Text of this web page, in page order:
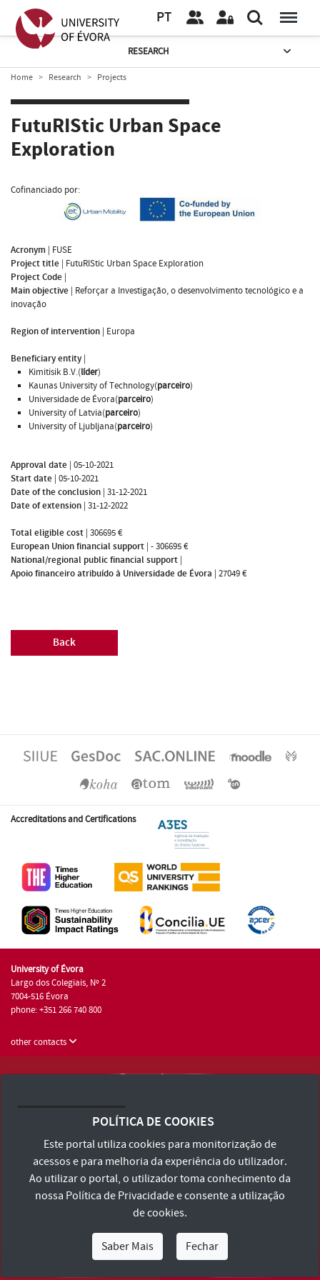
PT
RESEARCH
Home Research Projects
FutuRIStic Urban Space
Exploration
Cofinanciado por:
Acronym | FUSE
Project title | FutuRIStic Urban Space Exploration
Project Code |
Main objective | Reforçar a Investigação, o desenvolvimento tecnológico e a
inovação
Region of intervention | Europa
Beneficiary entity|
Kimitisik B.V.(líder)
Kaunas University of Technology(parceiro)
Universidade de Évora(parceiro)
University of Latvia(parceiro)
University of Ljubljana(parceiro)
Approval date | 05-10-2021
Start date | 05-10-2021
Date of the conclusion | 31-12-2021
Date of extension | 31-12-2022
Total eligible cost | 306695 €
European Union financial support | - 306695 €
National/regional public financial support |
Apoio financeiro atribuído à Universidade de Évora | 27049 €
Back
Accreditations and Certifications
University of Évora
Largo dos Colegiais, Nº 2
7004-516 Évora
phone: +351 266 740 800
other contacts
Terms and Conditions and Privacy Policy
Accessibility Statement
POLÍTICA DE COOKIES
Este portal utiliza cookies para monitorização de
acessos e para melhoria da experiência do utilizador.
Ao utilizar o portal, o utilizador toma conhecimento da
nossa Política de Privacidadee consente a utilização
de cookies.
Saber Mais Fechar